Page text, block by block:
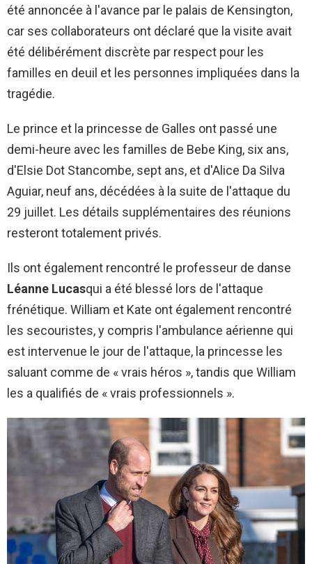
été annoncée à l'avance par le palais de Kensington,
car ses collaborateurs ont déclaré que la visite avait
été délibérément discrète par respect pour les
familles en deuil et les personnes impliquées dans la
tragédie.
Le prince et la princesse de Galles ont passé une
demi-heure avec les familles de Bebe King, six ans,
d'Elsie Dot Stancombe, sept ans, et d'Alice Da Silva
Aguiar, neuf ans, décédées à la suite de l'attaque du
29 juillet. Les détails supplémentaires des réunions
resteront totalement privés.
Ils ont également rencontré le professeur de danse
Léanne Lucasqui a été blessé lors de l'attaque
frénétique. William et Kate ont également rencontré
les secouristes, y compris l'ambulance aérienne qui
est intervenue le jour de l'attaque, la princesse les
saluant comme de « vrais héros », tandis que William
les a qualifiés de « vrais professionnels ».